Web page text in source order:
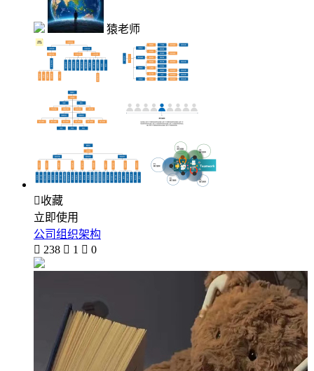
猿老师
收藏
立即使用
公司组织架构
 238  1  0